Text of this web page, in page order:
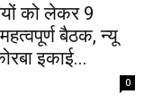
को लेकर 9
बैठक, न्यू
इकाई...
0